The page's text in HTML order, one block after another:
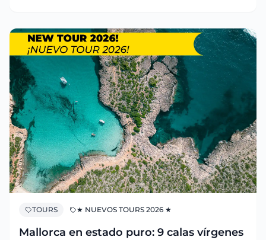
TOURS ★ NUEVOS TOURS 2026 ★
Mallorca en estado puro: 9 calas vírgenes